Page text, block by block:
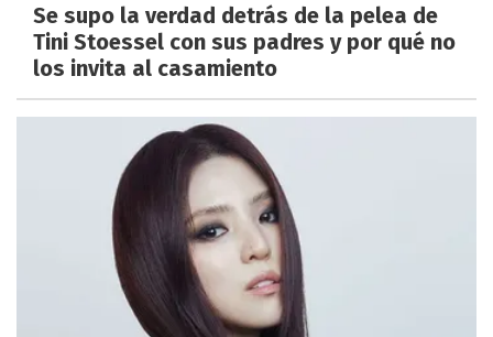
Se supo la verdad detrás de la pelea de
Tini Stoessel con sus padres y por qué no
los invita al casamiento